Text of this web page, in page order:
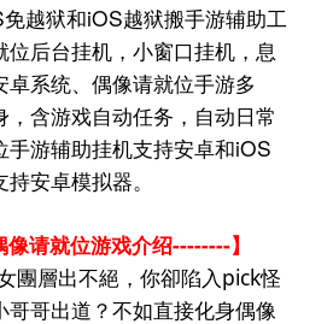
免越狱和iOS越狱搬手游辅助工
位后台挂机，小窗口挂机，息
卓系统、偶像请就位手游多
，含游戏自动任务，自动日常
手游辅助挂机支持安卓和iOS
安卓模拟器。
像请就位游戏介绍--------】
團層出不絕，你卻陷入 pick怪
哥哥出道？不如直接化身偶像